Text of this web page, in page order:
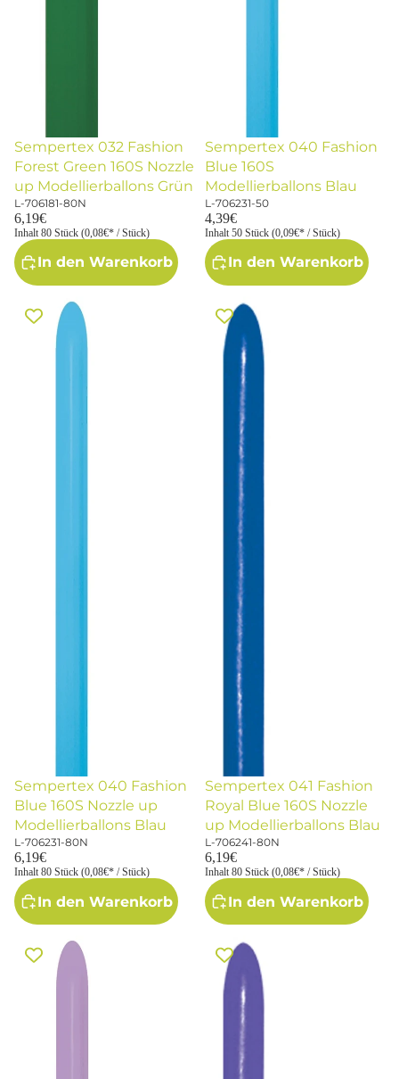
Sempertex 032 Fashion
Forest Green 160S Nozzle
up Modellierballons Grün
L-706181-80N
6,19€
Inhalt 80 Stück (0,08€* / Stück)
In den Warenkorb
Sempertex 040 Fashion
Blue 160S
Modellierballons Blau
L-706231-50
4,39€
Inhalt 50 Stück (0,09€* / Stück)
In den Warenkorb
Sempertex 040 Fashion Blue
160S Nozzle up
Modellierballons Blau
Sempertex 040 Fashion
Blue 160S Nozzle up
Modellierballons Blau
L-706231-80N
6,19€
Inhalt 80 Stück (0,08€* / Stück)
In den Warenkorb
Sempertex 041 Fashion Royal
Blue 160S Nozzle up
Modellierballons Blau
Sempertex 041 Fashion
Royal Blue 160S Nozzle
up Modellierballons Blau
L-706241-80N
6,19€
Inhalt 80 Stück (0,08€* / Stück)
In den Warenkorb
Sempertex 050 Fashion Lilac
160S Nozzle up
Modellierballons Lila
Sempertex 051 Fashion Violet
160S Modellierballons Lila